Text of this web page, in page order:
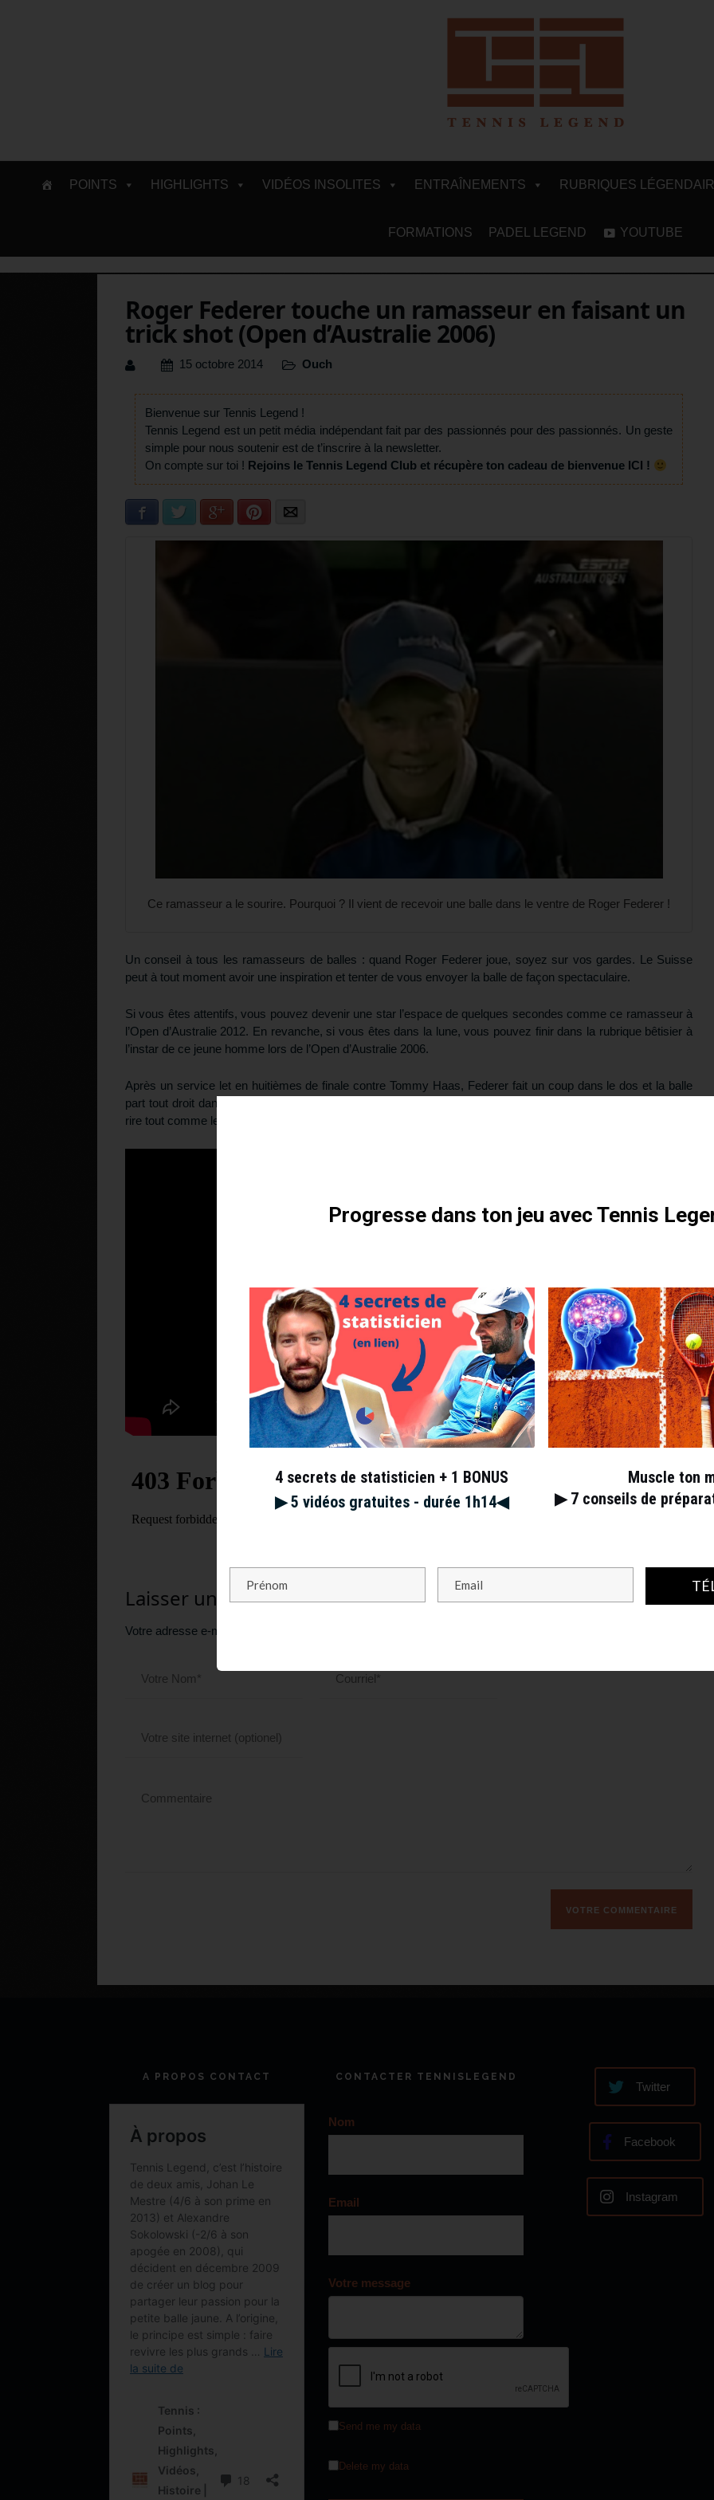
POINTS HIGHLIGHTS VIDÉOS INSOLITES ENTRAÎNEMENTS RUBRIQUES
FORMATIONS PADEL LEGEND YOUTUBE
Roger Federer touche un ramasseur en faisant un
trick shot (Open d’Australie 2006)
15 octobre 2014 Ouch
Bienvenue sur Tennis Legend !
Tennis Legend est un petit média indépendant fait par des passionnés pour des passionnés. Un geste
simple pour nous soutenir est de t’inscrire à la newsletter.
On compte sur toi ! Rejoins le Tennis Legend Club et récupère ton cadeau de bienvenue ICI !
Facebook Twitter Google+ Pinterest
Ce ramasseur a le sourire. Pourquoi ? Il vient de recevoir une balle dans le ventre de Roger Federer !
Un conseil à tous les ramasseurs de balles : quand Roger Federer joue, soyez sur vos gardes. Le Suisse
peut à tout moment avoir une inspiration et tenter de vous envoyer la balle de façon spectaculaire.
Si vous êtes attentifs, vous pouvez devenir une star l’espace de quelques secondes comme ce ramasseur à
l’Open d’Australie 2012. En revanche, si vous êtes dans la lune, vous pouvez finir dans la rubrique bêtisier à
l’instar de ce jeune homme lors de l’Open d’Australie 2006.
Après un service let en huitièmes de finale contre Tommy Haas, Federer fait un coup dans le dos et la balle
part tout droit dans le ventre du ramasseur. Sans conséquence heureusement pour le garçon qui préfère en
rire tout comme les deux joueurs.
Laisser un commentaire
Votre adresse e-mail ne sera pas publiée.
A PROPOS CONTACT CONTACTER TENNISLEGEND
Nom
Email
Votre message
Send me my data
Delete my data
Twitter
Facebook
Instagram
Progresse dans ton jeu avec Tennis
4 secrets de statisticien + 1 BONUS
▶︎ 5 vidéos gratuites - durée 1h14◀︎
Muscle ton
▶︎ 7 conseils de